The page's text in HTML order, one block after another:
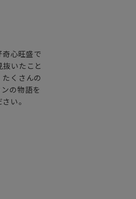
いただけ
心旺盛で
いたこと
くさんの
の物語を
い。